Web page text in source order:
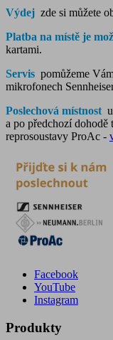
Výdej zde si můžete
Platba na místě je
kartami.
Servis pomůžeme
mikrofonech
Poslechová místnost
a po předchozí dohodě
reprosoustavy ProAc -
Facebook
YouTube
Instagram
Produkty